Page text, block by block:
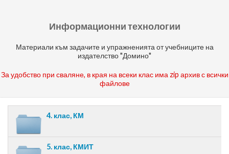
Информационни технологии
Материали към задачите и упражненията от учебниците на
издателство "Домино"
За удобство при сваляне, в края на всеки клас има zip архив с всички
файлове
4. клас, КМ
5. клас, КМИТ